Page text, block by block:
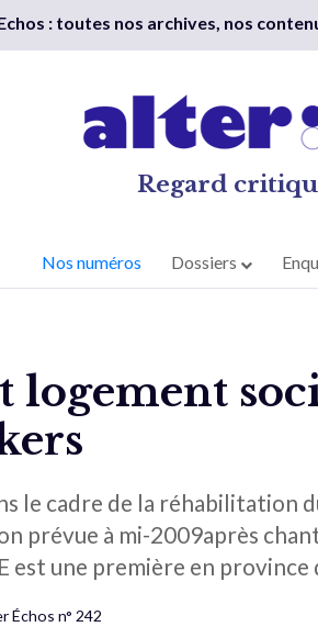
: toutes nos archives, nos
Regard
Nos numéros Dossiers
logement
le cadre de la réhabilitation
prévue à mi-2009après
est une première en province
Échos n° 242